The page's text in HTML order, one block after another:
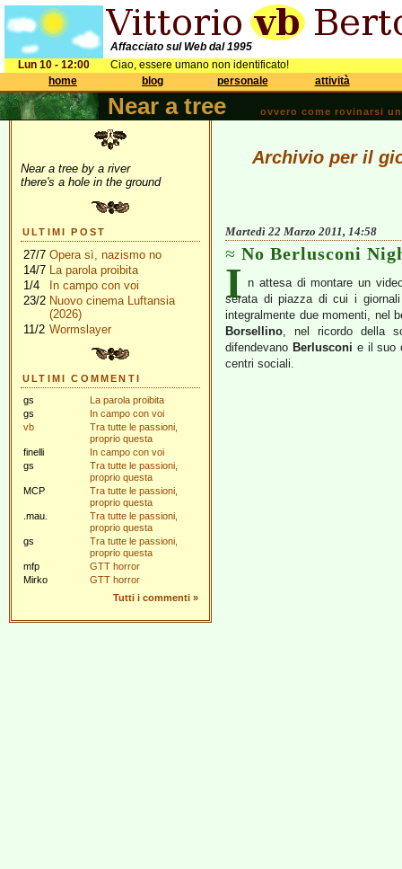
Affacciato sul Web dal 1995
Lun 10 - 12:00
Ciao, essere umano non identificato!
home
blog personale attività
Near a tree ovvero come rovinarsi
Near a tree by a river
there's a hole in the ground
ULTIMI POST
27/7 Opera sì, nazismo no
14/7 La parola proibita
1/4
In campo con voi
23/2 Nuovo cinema Luftansia
(2026)
11/2 Wormslayer
ULTIMI COMMENTI
gs
La parola proibita
gs
In campo con voi
vb
Tra tutte le passioni,
proprio questa
finelli
In campo con voi
gs
Tra tutte le passioni,
proprio questa
MCP
Tra tutte le passioni,
proprio questa
.mau.
Tra tutte le passioni,
proprio questa
gs
Tra tutte le passioni,
proprio questa
mfp
GTT horror
Mirko
GTT horror
Tutti i commenti »
Archivio per il
Martedì 22 Marzo 2011, 14:58
No Berlusconi
I n attesa di montare un
serata di piazza di cui i
integralmente due momenti, nel
Borsellino, nel ricordo della
difendevano Berlusconi e il suo
centri sociali.